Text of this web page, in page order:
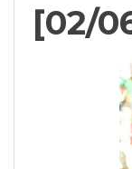
[02/